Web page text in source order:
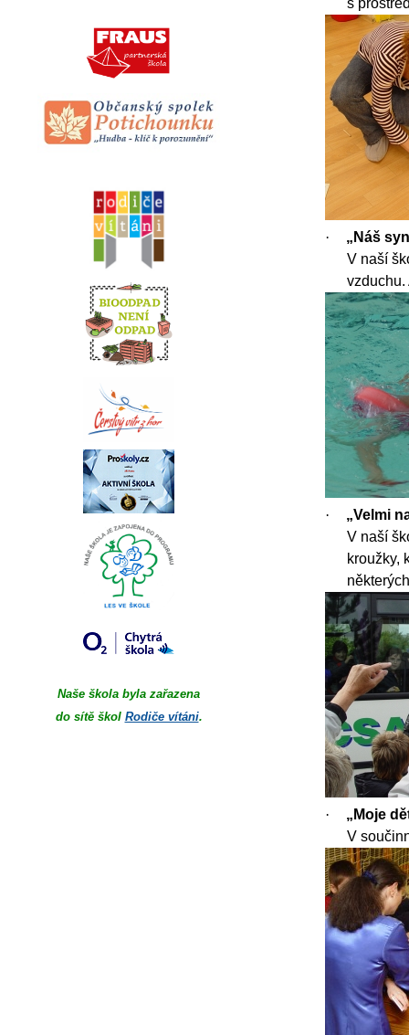
Naše škola byla zařazena
do sítě škol Rodiče vítáni.
s
·
„Náš
V naší
vzduchu.
·
„Velmi
V naší
kroužky,
·
„Moje
V